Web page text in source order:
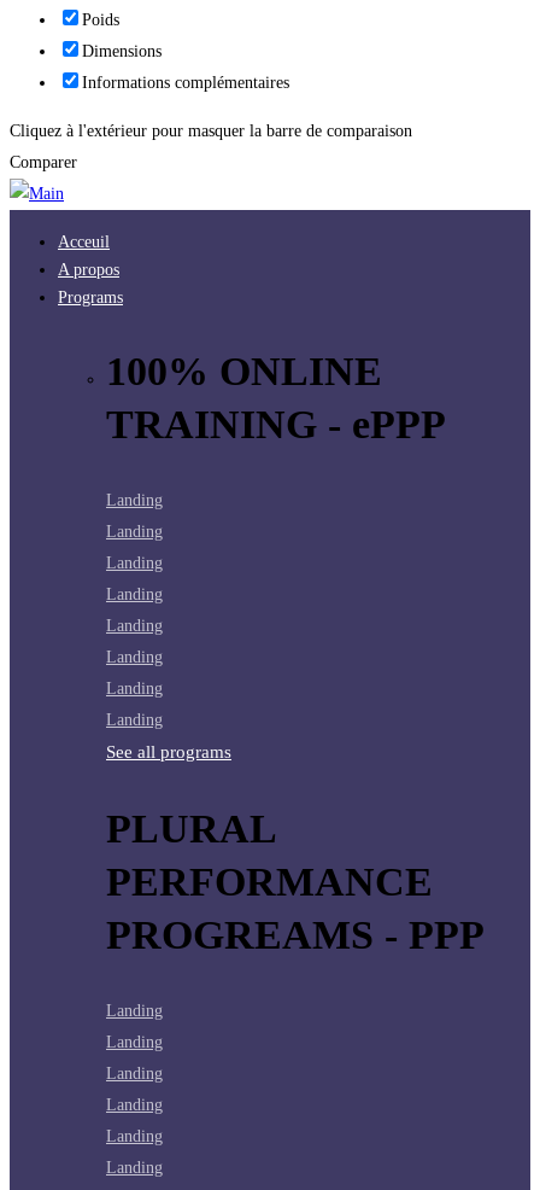
Poids
Dimensions
Informations complémentaires
Cliquez à l'extérieur pour masquer la barre de comparaison
Comparer
Acceuil
A propos
Programs
100% ONLINE
TRAINING - ePPP
Landing
Landing
Landing
Landing
Landing
Landing
Landing
Landing
See all programs
PLURAL
PERFORMANCE
PROGREAMS - PPP
Landing
Landing
Landing
Landing
Landing
Landing